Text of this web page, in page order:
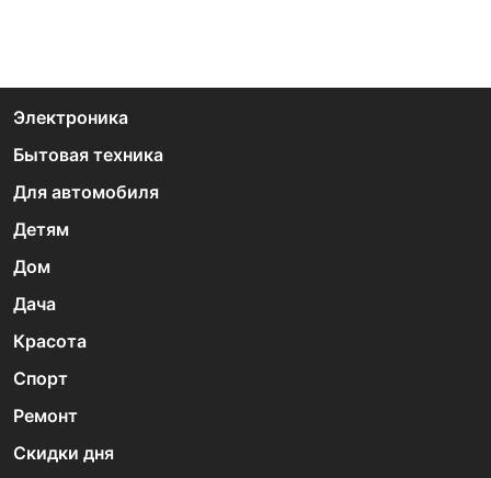
Электроника
Бытовая техника
Для автомобиля
Детям
Дом
Дача
Красота
Спорт
Ремонт
Скидки дня